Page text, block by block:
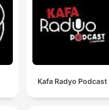
Kafa Radyo Podcast